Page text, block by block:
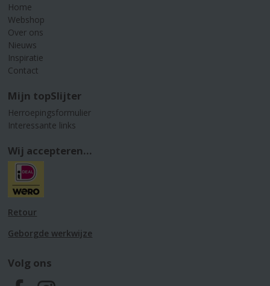
Home
Webshop
Over ons
Nieuws
Inspiratie
Contact
Mijn topSlijter
Herroepingsformulier
Interessante links
Wij accepteren...
Retour
Geborgde werkwijze
Volg ons